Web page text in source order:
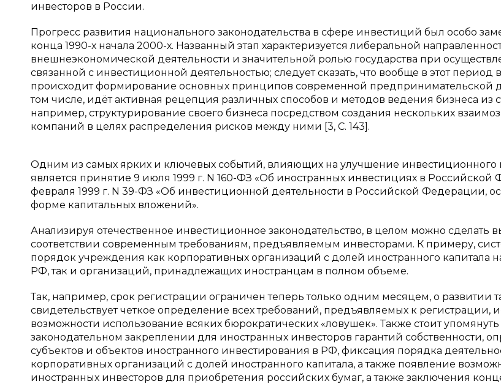
инвесторов в России.
Прогресс развития национального законодательства в сфере инвестиций был особо
конца 1990-х начала 2000-х. Названный этап характеризуется либеральной
внешнеэкономической деятельности и значительной ролью государства при
связанной с инвестиционной деятельностью; следует сказать, что вообще в этот период
происходит формирование основных принципов современной предпринимательской
том числе, идёт активная рецепция различных способов и методов ведения бизнеса из
например, структурирование своего бизнеса посредством создания нескольких
компаний в целях распределения рисков между ними [3, С. 143].
Одним из самых ярких и ключевых событий, влияющих на улучшение инвестиционного
является принятие 9 июля 1999 г. N 160-ФЗ «Об иностранных инвестициях в Российской
февраля 1999 г. N 39-ФЗ «Об инвестиционной деятельности в Российской Федерации,
форме капитальных вложений».
Анализируя отечественное инвестиционное законодательство, в целом можно сделать
соответствии современным требованиям, предъявляемым инвесторами. К примеру,
порядок учреждения как корпоративных организаций с долей иностранного капитала
РФ, так и организаций, принадлежащих иностранцам в полном объеме.
Так, например, срок регистрации ограничен теперь только одним месяцем, о развитии
свидетельствует четкое определение всех требований, предъявляемых к регистрации,
возможности использование всяких бюрократических «ловушек». Также стоит упомянуть
законодательном закреплении для иностранных инвесторов гарантий собственности,
субъектов и объектов иностранного инвестирования в РФ, фиксация порядка
корпоративных организаций с долей иностранного капитала, а также появление
иностранных инвесторов для приобретения российских бумаг, а также заключения